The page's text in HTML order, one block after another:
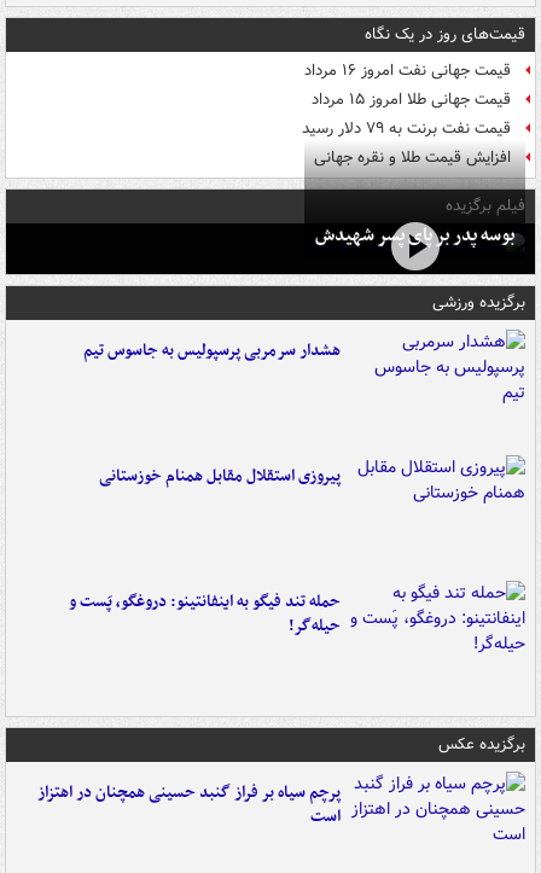
قیمت‌های روز در یک نگاه
قیمت جهانی نفت امروز ۱۶ مرداد
قیمت جهانی طلا امروز ۱۵ مرداد
قیمت نفت برنت به ۷۹ دلار رسید
افزایش قیمت طلا و نقره جهانی
فیلم برگزیده
بوسه‌ پدر بر پای پسر شهیدش
برگزیده ورزشی
هشدار سرمربی پرسپولیس به جاسوس تیم
پیروزی استقلال مقابل همنام خوزستانی
حمله تند فیگو به اینفانتینو: دروغگو، پَست‌ و
حیله‌گر!
برگزیده عکس
پرچم سیاه بر فراز گنبد حسینی همچنان در اهتزاز
است